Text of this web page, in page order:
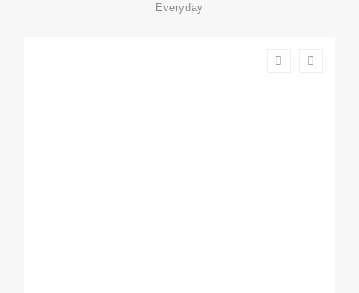
Everyday